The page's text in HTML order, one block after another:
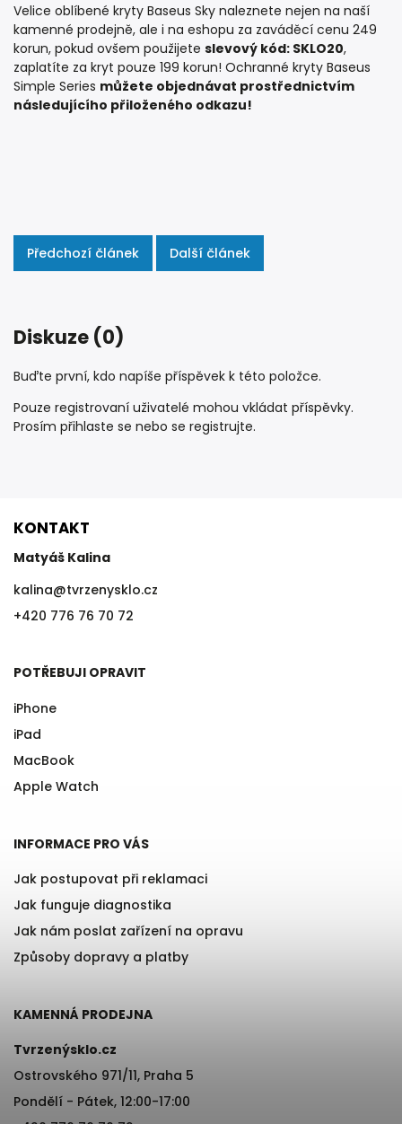
Velice oblíbené kryty Baseus Sky naleznete nejen na naší
kamenné prodejně, ale i na eshopu za zaváděcí cenu 249
korun, pokud ovšem použijete slevový kód: SKLO20,
zaplatíte za kryt pouze 199 korun! Ochranné kryty Baseus
Simple Series můžete objednávat prostřednictvím
následujícího přiloženého odkazu!
Předchozí článek Další článek
Diskuze (0)
Buďte první, kdo napíše příspěvek k této položce.
Pouze registrovaní uživatelé mohou vkládat příspěvky.
Prosím přihlaste se nebo se registrujte.
KONTAKT
Matyáš Kalina
kalina@tvrzenysklo.cz
+420 776 76 70 72
POTŘEBUJI OPRAVIT
iPhone
iPad
MacBook
Apple Watch
INFORMACE PRO VÁS
Jak postupovat při reklamaci
Jak funguje diagnostika
Jak nám poslat zařízení na opravu
Způsoby dopravy a platby
KAMENNÁ PRODEJNA
Tvrzenýsklo.cz
Ostrovského 971/11, Praha 5
Pondělí - Pátek, 12:00-17:00